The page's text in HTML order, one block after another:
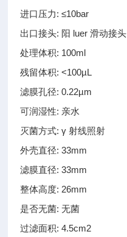
进口压力: ≤10bar
出口接头: 阳 luer 滑动接头
处理体积: 100ml
残留体积: <100µL
滤膜孔径: 0.22µm
可润湿性: 亲水
灭菌方式: γ 射线照射
外壳直径: 33mm
滤膜直径: 33mm
整体高度: 26mm
是否无菌: 无菌
过滤面积: 4.5cm2